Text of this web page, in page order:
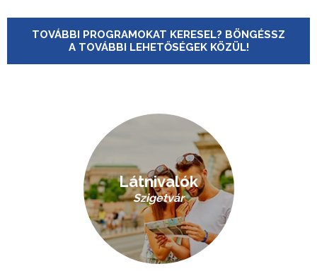
TOVÁBBI PROGRAMOKAT KERESEL? BÖNGÉSSZ
A TOVÁBBI LEHETŐSÉGEK KÖZÜL!
Látnivalók
Szigetvár